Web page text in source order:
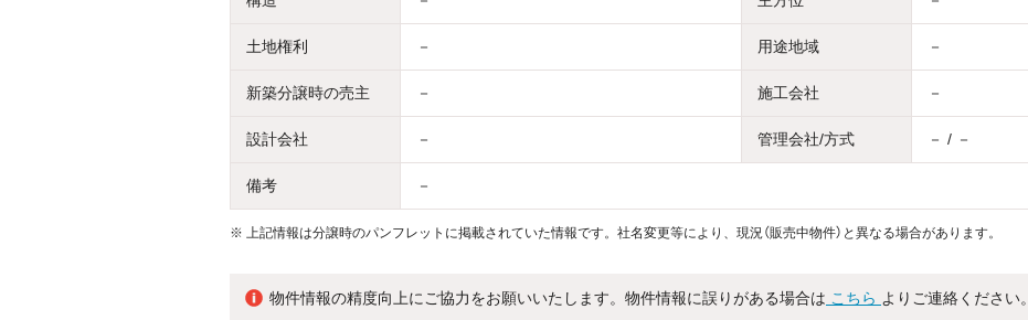
土地権利 － 用途地域 －
新築分譲時の売主 － 施工会社 －
設計会社 － 管理会社/方式 － / －
備考 －
※ 上記情報は分譲時のパンフレットに掲載されていた情報です。社名変更等により、現況（販売中物件）と異なる場合があります。
物件情報の精度向上にご協力をお願いいたします。物件情報に誤りがある場合は こちら よりご連絡ください。